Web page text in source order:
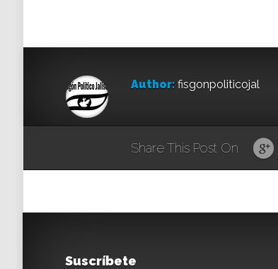
Author: fisgonpoliticojal
Share This Post On
Suscríbete